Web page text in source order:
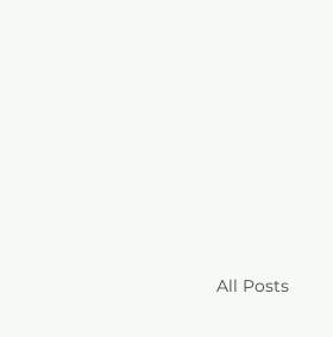
All Posts